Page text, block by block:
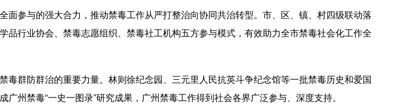
参与的强大合力，推动禁毒工作从严打整治向协同共治转型。市、区、镇、村四级联动落
品行业协会、禁毒志愿组织、禁毒社工机构五方参与模式，有效助力全市禁毒社会化工作全
毒群防群治的重要力量。林则徐纪念园、三元里人民抗英斗争纪念馆等一批禁毒历史和爱国
州禁毒“一史一图录”研究成果，广州禁毒工作得到社会各界广泛参与、深度支持。